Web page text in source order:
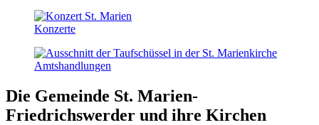
Konzerte
Amts­handlungen
Die Gemeinde St. Marien-
Friedrichswerder und ihre Kirchen